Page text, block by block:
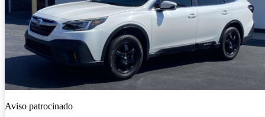
Aviso patrocinado